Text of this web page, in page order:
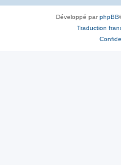
Développé parphpBB
Traduction